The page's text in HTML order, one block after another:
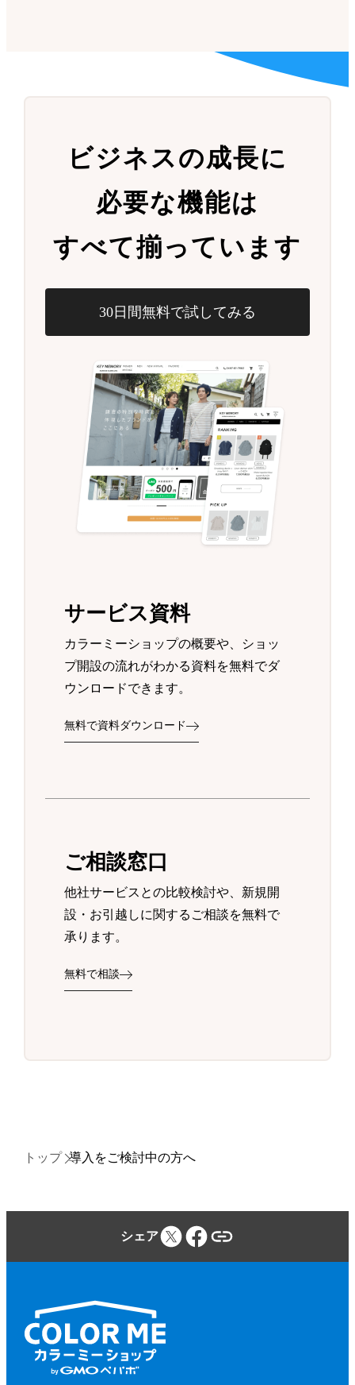
ビジネスの成長に
必要な機能は
すべて揃っています
30日間無料で試してみる
サービス資料
カラーミーショップの概要や、ショッ
プ開設の流れがわかる資料を無料でダ
ウンロードできます。
無料で資料ダウンロード
ご相談窓口
他社サービスとの比較検討や、新規開
設・お引越しに関するご相談を無料で
承ります。
無料で相談
トップ 導入をご検討中の方へ
シェア